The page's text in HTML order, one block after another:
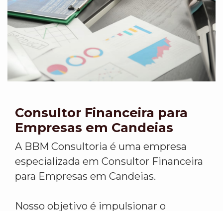
Consultor Financeira para
Empresas em Candeias
A BBM Consultoria é uma empresa
especializada em Consultor Financeira
para Empresas em Candeias.
Nosso objetivo é impulsionar o